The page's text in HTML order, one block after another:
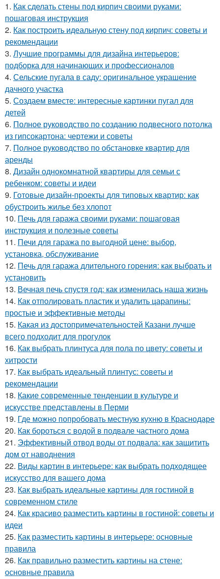
1. Как сделать стены под кирпич своими руками:
пошаговая инструкция
2. Как построить идеальную стену под кирпич: советы и
рекомендации
3. Лучшие программы для дизайна интерьеров:
подборка для начинающих и профессионалов
4. Сельские пугала в саду: оригинальное украшение
дачного участка
5. Создаем вместе: интересные картинки пугал для
детей
6. Полное руководство по созданию подвесного потолка
из гипсокартона: чертежи и советы
7. Полное руководство по обстановке квартир для
аренды
8. Дизайн однокомнатной квартиры для семьи с
ребенком: советы и идеи
9. Готовые дизайн-проекты для типовых квартир: как
обустроить жилье без хлопот
10. Печь для гаража своими руками: пошаговая
инструкция и полезные советы
11. Печи для гаража по выгодной цене: выбор,
установка, обслуживание
12. Печь для гаража длительного горения: как выбрать и
установить
13. Вечная печь спустя год: как изменилась наша жизнь
14. Как отполировать пластик и удалить царапины:
простые и эффективные методы
15. Какая из достопримечательностей Казани лучше
всего подходит для прогулок
16. Как выбрать плинтуса для пола по цвету: советы и
хитрости
17. Как выбрать идеальный плинтус: советы и
рекомендации
18. Какие современные тенденции в культуре и
искусстве представлены в Перми
19. Где можно попробовать местную кухню в Краснодаре
20. Как бороться с водой в подвале частного дома
21. Эффективный отвод воды от подвала: как защитить
дом от наводнения
22. Виды картин в интерьере: как выбрать подходящее
искусство для вашего дома
23. Как выбрать идеальные картины для гостиной в
современном стиле
24. Как красиво разместить картины в гостиной: советы и
идеи
25. Как разместить картины в интерьере: основные
правила
26. Как правильно разместить картины на стене:
основные правила